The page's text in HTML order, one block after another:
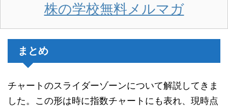
株の学校無料メルマガ
まとめ
チャートのスライダーゾーンについて解説してきま
した。この形は時に指数チャートにも表れ、現時点